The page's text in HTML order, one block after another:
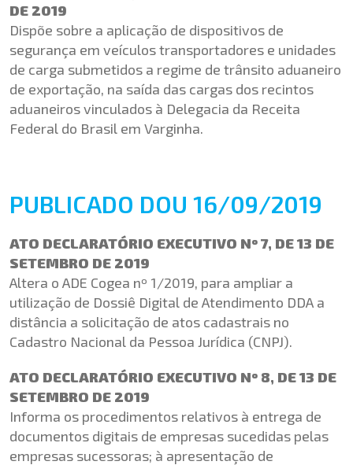
DE 2019
Dispõe sobre a aplicação de dispositivos de
segurança em veículos transportadores e unidades
de carga submetidos a regime de trânsito aduaneiro
de exportação, na saída das cargas dos recintos
aduaneiros vinculados à Delegacia da Receita
Federal do Brasil em Varginha.
PUBLICADO DOU 16/09/2019
ATO DECLARATÓRIO EXECUTIVO Nº 7, DE 13 DE
SETEMBRO DE 2019
Altera o ADE Cogea nº 1/2019, para ampliar a
utilização de Dossiê Digital de Atendimento DDA a
distância a solicitação de atos cadastrais no
Cadastro Nacional da Pessoa Jurídica (CNPJ).
ATO DECLARATÓRIO EXECUTIVO Nº 8, DE 13 DE
SETEMBRO DE 2019
Informa os procedimentos relativos à entrega de
documentos digitais de empresas sucedidas pelas
empresas sucessoras; à apresentação de